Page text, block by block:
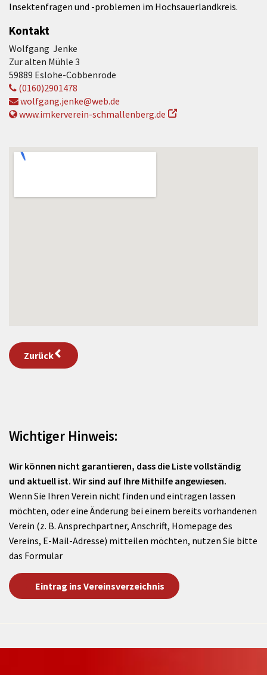
Insektenfragen und -problemen im Hochsauerlandkreis.
Kontakt
Wolfgang Jenke
Zur alten Mühle 3
59889 Eslohe-Cobbenrode
(0160)2901478
wolfgang.jenke@web.de
www.imkerverein-schmallenberg.de
Zurück
Wichtiger Hinweis:
Wir können nicht garantieren, dass die Liste vollständig
und aktuell ist. Wir sind auf Ihre Mithilfe angewiesen.
Wenn Sie Ihren Verein nicht finden und eintragen lassen
möchten, oder eine Änderung bei einem bereits vorhandenen
Verein (z. B. Ansprechpartner, Anschrift, Homepage des
Vereins, E-Mail-Adresse) mitteilen möchten, nutzen Sie bitte
das Formular
Eintrag ins Vereinsverzeichnis